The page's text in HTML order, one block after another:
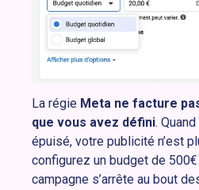
La régie Meta ne facture
que vous avez défini.
épuisé, votre publicité n’est
configurez un budget de
campagne s’arrête au bout